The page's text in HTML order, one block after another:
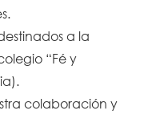
a la
“Fé y
colaboración y